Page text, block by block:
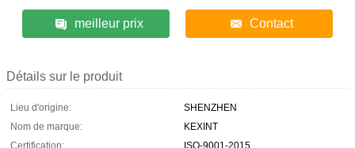
meilleur prix Contact
Détails sur le produit
Lieu d'origine:
SHENZHEN
Nom de marque:
KEXINT
Certification:
ISO-9001-2015